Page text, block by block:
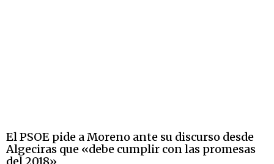
El PSOE pide a Moreno ante su discurso desde
Algeciras que «debe cumplir con las promesas
del 2018»